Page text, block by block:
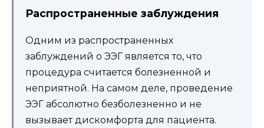
Распространенные заблуждения
Одним из распространенных
заблуждений о ЭЭГ является то, что
процедура считается болезненной и
неприятной. На самом деле, проведение
ЭЭГ абсолютно безболезненно и не
вызывает дискомфорта для пациента.